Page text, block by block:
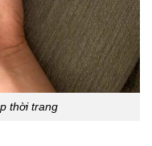
thời trang